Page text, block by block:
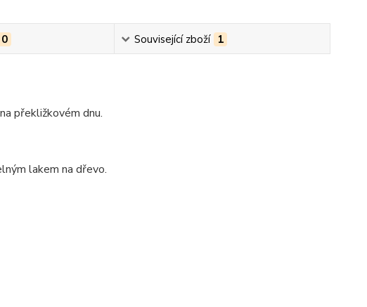
0 Související zboží 1
překližkovém dnu.
lakem na dřevo.